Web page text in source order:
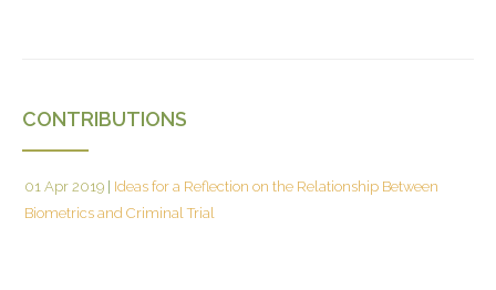
CONTRIBUTIONS
01 Apr 2019
Ideas for a Reflection on the Relationship Between
Biometrics and Criminal Trial